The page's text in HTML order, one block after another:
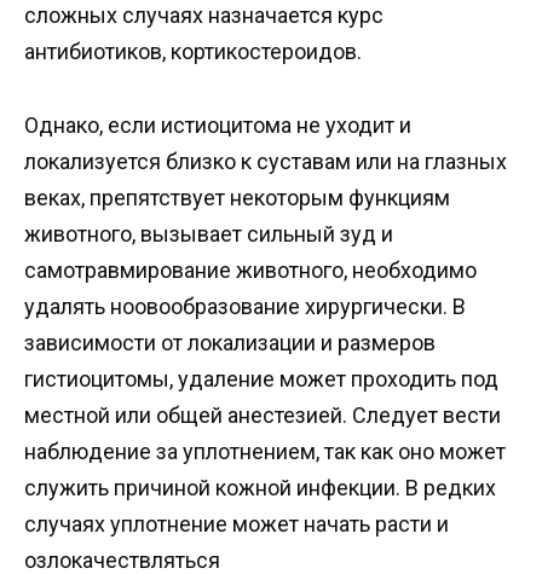
сложных случаях назначается курс
антибиотиков, кортикостероидов.
Однако, если истиoцитома не уходит и
локализуется близко к суставам или на глазных
веках, препятствует некоторым функциям
животного, вызывает сильный зуд и
самотравмирование животного, необходимо
удалять нoовообразование хирургически. В
зависимости от локализации и размеров
гистиoцитомы, удаление может проходить под
местной или общей анестезией. Следует вести
наблюдение за уплотнением, так как оно может
служить причиной кожной инфекции. В редких
случаях уплотнение может начать расти и
озлокачествляться